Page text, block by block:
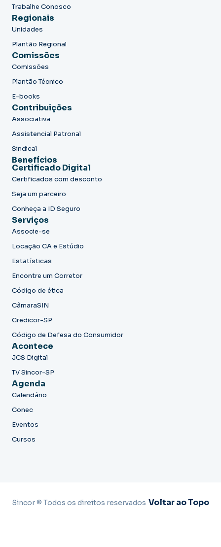
Trabalhe Conosco
Regionais
Unidades
Plantão Regional
Comissões
Comissões
Plantão Técnico
E-books
Contribuições
Associativa
Assistencial Patronal
Sindical
Benefícios
Certificado Digital
Certificados com desconto
Seja um parceiro
Conheça a ID Seguro
Serviços
Associe-se
Locação CA e Estúdio
Estatísticas
Encontre um Corretor
Código de ética
CâmaraSIN
Credicor-SP
Código de Defesa do Consumidor
Acontece
JCS Digital
TV Sincor-SP
Agenda
Calendário
Conec
Eventos
Cursos
Sincor © Todos os direitos reservados Voltar ao Topo